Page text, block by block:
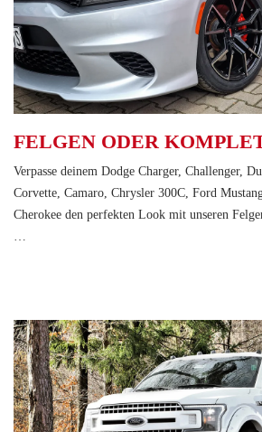
FELGEN ODER
Verpasse deinem Dodge Charger, Challenger,
Corvette, Camaro, Chrysler 300C, Ford
Cherokee den perfekten Look mit unseren
…